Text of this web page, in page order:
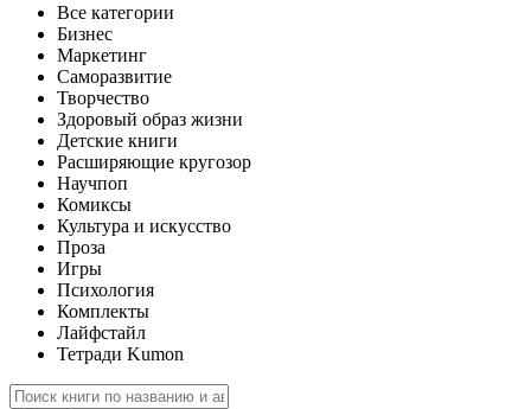
Все категории
Бизнес
Маркетинг
Саморазвитие
Творчество
Здоровый образ жизни
Детские книги
Расширяющие кругозор
Научпоп
Комиксы
Культура и искусство
Проза
Игры
Психология
Комплекты
Лайфстайл
Тетради Kumon